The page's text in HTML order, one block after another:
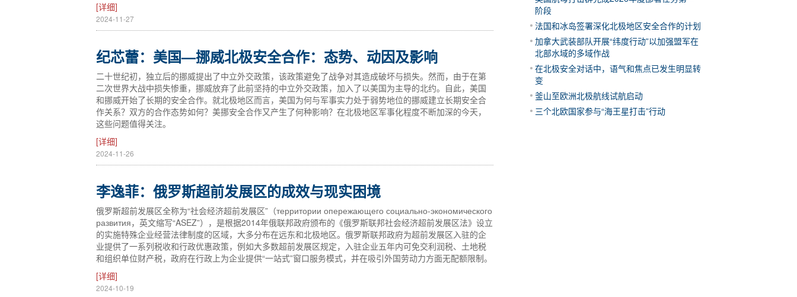
[详细]
2024-11-27
纪芯蕾：美国—挪威北极安全合作：态势、动因及影响
二十世纪初，独立后的挪威提出了中立外交政策，该政策避免了战争对其造成破坏与损失。然而，由于在第
二次世界大战中损失惨重，挪威放弃了此前坚持的中立外交政策，加入了以美国为主导的北约。自此，美国
和挪威开始了长期的安全合作。就北极地区而言，美国为何与军事实力处于弱势地位的挪威建立长期安全合
作关系？双方的合作态势如何？美挪安全合作又产生了何种影响？在北极地区军事化程度不断加深的今天，
这些问题值得关注。
[详细]
2024-11-26
李逸菲：俄罗斯超前发展区的成效与现实困境
俄罗斯超前发展区全称为“社会经济超前发展区”（территории опережающего социально-экономического
развития，英文缩写“ASEZ”），是根据2014年俄联邦政府颁布的《俄罗斯联邦社会经济超前发展区法》设立
的实施特殊企业经营法律制度的区域，大多分布在远东和北极地区。俄罗斯联邦政府为超前发展区入驻的企
业提供了一系列税收和行政优惠政策，例如大多数超前发展区规定，入驻企业五年内可免交利润税、土地税
和组织单位财产税，政府在行政上为企业提供“一站式”窗口服务模式，并在吸引外国劳动力方面无配额限制。
[详细]
2024-10-19
阶段
法国和冰岛签署深化北极地区安全合作的计划
加拿大武装部队开展“纬度行动”以加强盟军在
北部水域的多域作战
在北极安全对话中，语气和焦点已发生明显转
变
釜山至欧洲北极航线试航启动
三个北欧国家参与“海王星打击”行动